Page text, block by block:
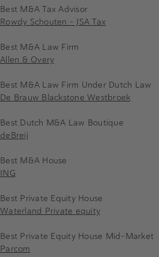
Best M&A Tax Advisor
Rowdy Schouten - JSA Tax
Best M&A Law Firm
Allen & Overy
Best M&A Law Firm Under Dutch Law
De Brauw Blackstone Westbroek
Best Dutch M&A Law Boutique
deBreij
Best M&A House
ING
Best Private Equity House
Waterland Private equity
Best Private Equity House Mid-Market
Parcom